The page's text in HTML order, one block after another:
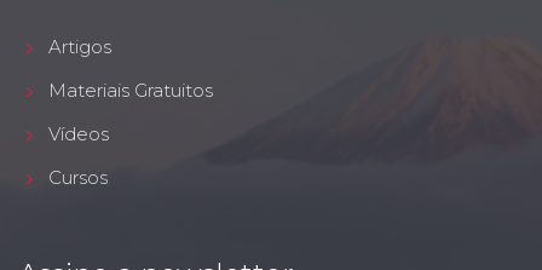
Artigos
Materiais Gratuitos
Vídeos
Cursos